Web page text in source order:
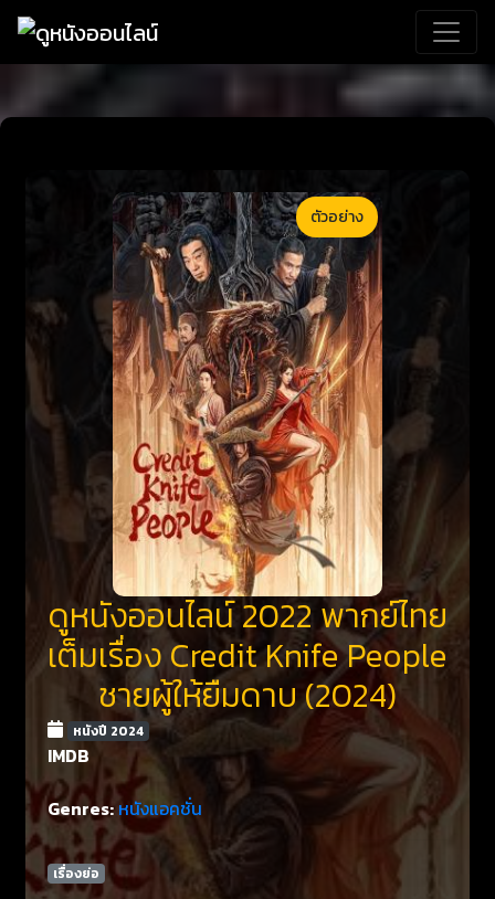
ตัวอย่าง
ดูหนังออนไลน์ 2022 พากย์ไทย
เต็มเรื่อง Credit Knife People
ชายผู้ให้ยืมดาบ (2024)
หนังปี 2024
IMDB
Genres: หนังแอคชั่น
เรื่องย่อ